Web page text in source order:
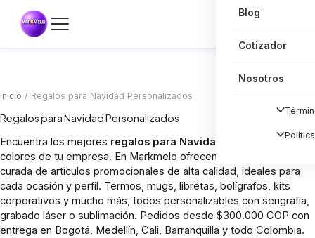
Blog
Cotizador
Nosotros
Inicio / Regalos para Navidad Personalizados
Regalos para Navidad Personalizados
Encuentra los mejores regalos para Navidad
con el logo y los
colores de tu empresa. En Markmelo ofrecemos una selección
curada de artículos promocionales de alta calidad, ideales para
cada ocasión y perfil. Termos, mugs, libretas, bolígrafos, kits
corporativos y mucho más, todos personalizables con serigrafía,
grabado láser o sublimación. Pedidos desde $300.000 COP con
entrega en Bogotá, Medellín, Cali, Barranquilla y todo Colombia.